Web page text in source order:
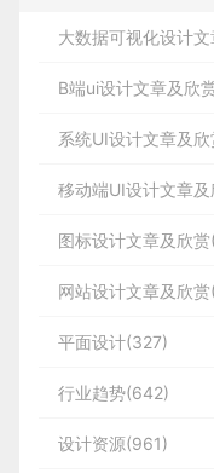
大数据可视化设计
B端ui设计文章及欣
系统UI设计文章及
移动端UI设计文章
图标设计文章及欣
网站设计文章及欣
平面设计(327)
行业趋势(642)
设计资源(961)